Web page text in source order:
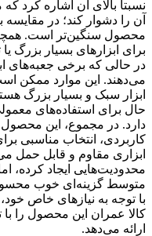
نسبتاً بالای آن اشاره کرد
آن را دشوار کند؛ در
محصول سنگین‌تر است.
برای ابزارهای بسیار بزرگ
در حالی که برخی جعبه‌های
می‌دهند. این موارد ممکن
ابزار سبک و بسیار بزرگ
حال برای استفاده‌های
دارد. در مجموع، این
کاربردی، انتخاب مناسبی
ابزاری مقاوم و قابل حمل
محدودیت‌هایی ایجاد کرده،
متوسط گزینه‌ای خوب
با توجه به نیازهای خاص
کالا عمران این محصول را
ارائه می‌دهد.